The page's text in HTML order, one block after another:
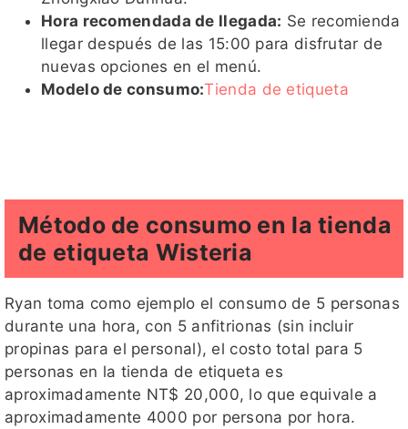
Hora recomendada de llegada: Se recomienda
llegar después de las 15:00 para disfrutar de
nuevas opciones en el menú.
Modelo de consumo:Tienda de etiqueta
Método de consumo en la tienda
de etiqueta Wisteria
Ryan toma como ejemplo el consumo de 5 personas
durante una hora, con 5 anfitrionas (sin incluir
propinas para el personal), el costo total para 5
personas en la tienda de etiqueta es
aproximadamente NT$ 20,000, lo que equivale a
aproximadamente 4000 por persona por hora.